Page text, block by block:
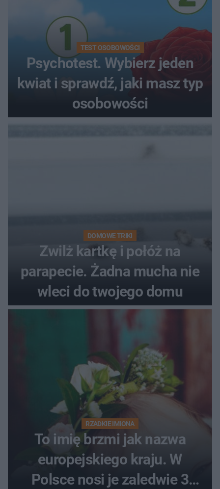
TEST OSOBOWOŚCI
Psychotest. Wybierz jeden
kwiat i sprawdź, jaki masz typ
osobowości
DOMOWE TRIKI
Zwilż kartkę i połóż na
parapecie. Żadna mucha nie
wleci do twojego domu
RZADKIE IMIONA
To imię brzmi jak nazwa
europejskiego kraju. W
Polsce nosi je zaledwie 3